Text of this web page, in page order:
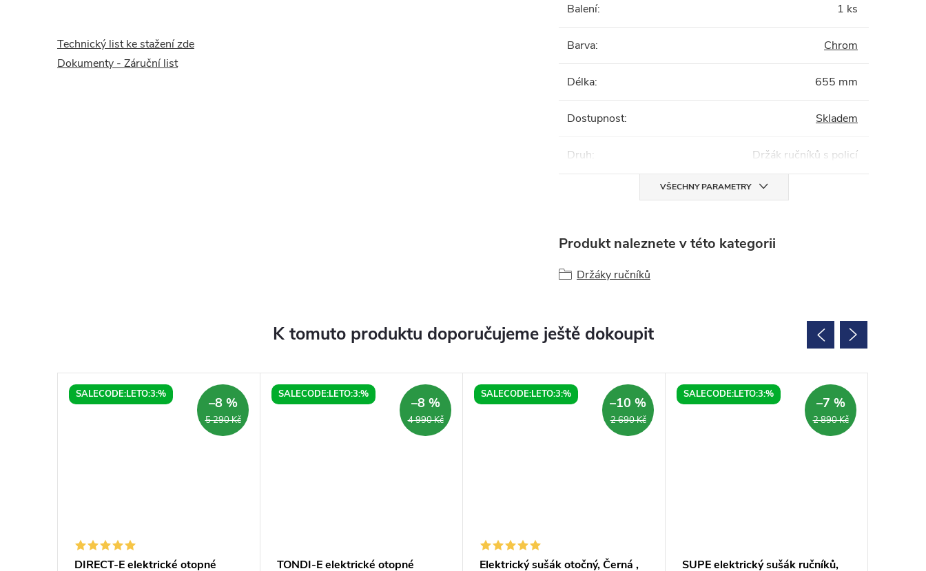
Technický list ke stažení zde
Dokumenty - Záruční list
Balení: 1 ks
Barva: Chrom
Délka: 655 mm
Dostupnost: Skladem
Druh: Držák ručníků s policí
VŠECHNY PARAMETRY
Produkt naleznete v této kategorii
Držáky ručníků
K tomuto produktu doporučujeme ještě dokoupit
SALECODE:LETO:3:%
5 290 Kč
–8 %
DIRECT-E elektrické otopné
SALECODE:LETO:3:%
4 990 Kč
–8 %
TONDI-E elektrické otopné
SALECODE:LETO:3:%
2 690 Kč
–10 %
Elektrický sušák otočný, Černá ,
SALECODE:LETO:3:%
2 890 Kč
–7 %
SUPE elektrický sušák ručníků,